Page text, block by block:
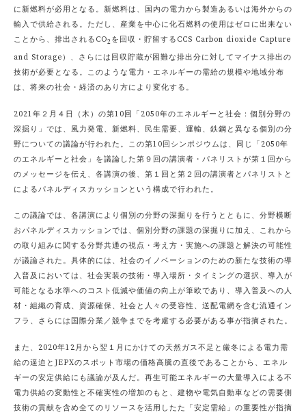
に新燃料が必用となる。新燃料は、国内の電力から製造あるいは海外からの
輸入で供給される。ただし、産業を中心に化石燃料の使用はゼロに出来ない
ことから、排出されるCO2を回収・貯留するCCS Carbon dioxide Capture
and Storage）、さらには回収貯蔵が困難な排出分に対してマイナス排出の
技術が必要となる。このような電力・エネルギーの需給の規模や地域分布
は、将来の社会・経済のあり方により変化する。
2021年２月４日（木）の第10回「2050年のエネルギーと社会：個別分野の
深掘り」では、風力発電、新燃料、民生需要、運輸、鉄鋼と異なる個別の分
野についての議論が行われた。この第10回シンポジウムは、同じ「2050年
のエネルギーと社会」を議論した第９回の講演者・パネリストが第１回から
のメッセージを伝え、各講演の後、第１回と第２回の講演者とパネリストと
によるパネルディスカッションという構成で行われた。
この議論では、各講演により個別の分野の深掘りを行うとともに、分野横断
おパネルディスカッションでは、個別分野の課題の深掘りに加え、これから
の取り組みに関する分野共通の視点・考え方・実施への課題と解決の可能性
が議論された。具体的には、社会のイノベーションのための新たな技術の導
入普及においては、社会実装の技術・導入場所・タイミングの選択、導入が
可能となる水準へのコスト低減や価値の向上が筆欧であり、導入普及への人
材・組織の育成、資源確保、社会と人々の受容性、送配電網を含む流通イン
フラ、さらには国際分業／競争までを考慮する必要がある事が指摘された。
また、2020年12月から翌１月にかけての天然ガス不足と厳冬による電力需
給の逼迫とJEPXのスポット市場の価格高騰の直後であることから、エネル
ギーの安定供給にも議論が及んだ。再生可能エネルギーの大量導入による不
電力供給の変動性と不確実性の増加のもと、建物や電気自動車などの需要側
技術の貢献を含め全てのリソースを活用したた「安定需給」の重要性が指摘